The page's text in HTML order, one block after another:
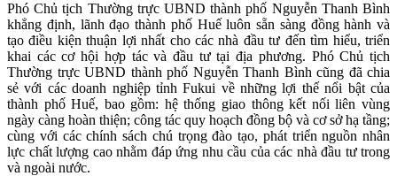
Phó Chủ tịch Thường trực UBND thành phố Nguyễn Thanh Bình
khẳng định, lãnh đạo thành phố Huế luôn sẵn sàng đồng hành và
tạo điều kiện thuận lợi nhất cho các nhà đầu tư đến tìm hiểu, triển
khai các cơ hội hợp tác và đầu tư tại địa phương. Phó Chủ tịch
Thường trực UBND thành phố Nguyễn Thanh Bình cũng đã chia
sẻ với các doanh nghiệp tỉnh Fukui về những lợi thế nổi bật của
thành phố Huế, bao gồm: hệ thống giao thông kết nối liên vùng
ngày càng hoàn thiện; công tác quy hoạch đồng bộ và cơ sở hạ tầng;
cùng với các chính sách chú trọng đào tạo, phát triển nguồn nhân
lực chất lượng cao nhằm đáp ứng nhu cầu của các nhà đầu tư trong
và ngoài nước.